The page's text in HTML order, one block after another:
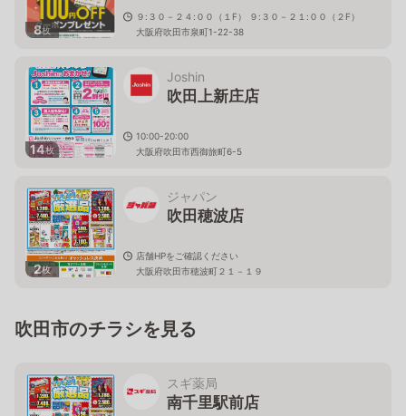
8枚
９:３０－２４:００（１F） ９:３０－２１:００（２F）
大阪府吹田市泉町1-22-38
14枚
Joshin
吹田上新庄店
10:00-20:00
大阪府吹田市西御旅町6-5
2枚
ジャパン
吹田穂波店
店舗HPをご確認ください
大阪府吹田市穂波町２１－１９
吹田市のチラシを見る
スギ薬局
南千里駅前店